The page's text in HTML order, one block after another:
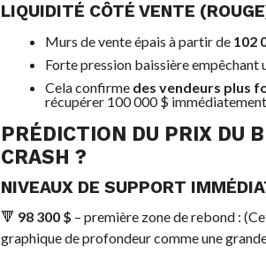
LIQUIDITÉ CÔTÉ VENTE
Murs de vente épais à partir de 102
Forte pression baissière empêchant
Cela confirme des vendeurs plus
récupérer 100 000 $
PRÉDICTION DU PRIX DU
CRASH ?
NIVEAUX DE SUPPORT
🔻 98 300 $ – première zone de rebond :
graphique de profondeur comme une